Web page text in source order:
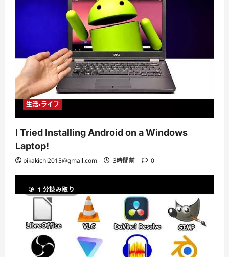
生活・ライフ
I Tried Installing Android on a Windows
Laptop!
pikakichi2015@gmail.com 3時間前 0
1 分読み取り